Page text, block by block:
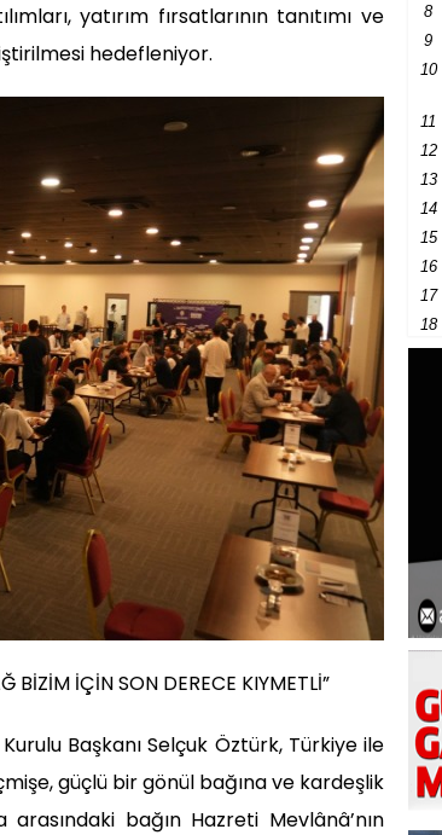
yatırım fırsatlarının tanıtımı ve
hedefleniyor.
BİZİM İÇİN SON DERECE KIYMETLİ”
Başkanı Selçuk Öztürk, Türkiye ile
güçlü bir gönül bağına ve kardeşlik
bağın Hazreti Mevlânâ’nın
8
9
10
11
12
13
14
15
16
17
18